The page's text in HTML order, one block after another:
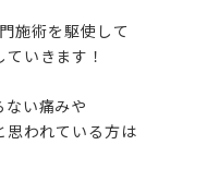
施術を駆使して
いきます！
ない痛みや
思われている方は